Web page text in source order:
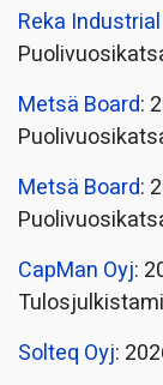
Reka
Metsä Board:
Metsä Board:
CapMan Oyj:
Solteq Oyj: